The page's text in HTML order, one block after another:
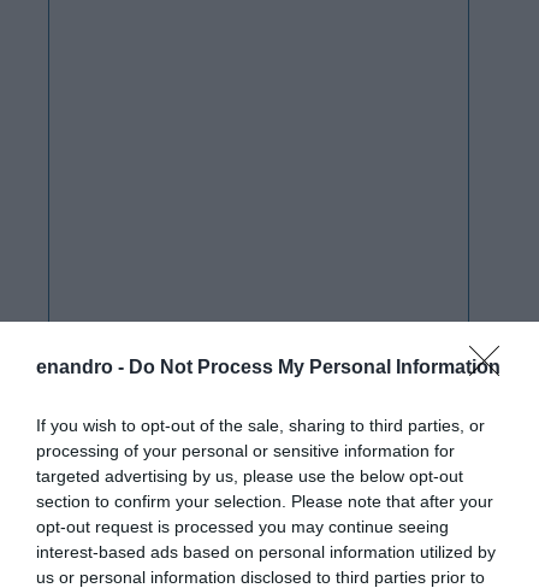
enandro - Do Not Process My Personal Information
If you wish to opt-out of the sale, sharing to third parties, or
processing of your personal or sensitive information for
targeted advertising by us, please use the below opt-out
section to confirm your selection. Please note that after your
opt-out request is processed you may continue seeing
interest-based ads based on personal information utilized by
us or personal information disclosed to third parties prior to